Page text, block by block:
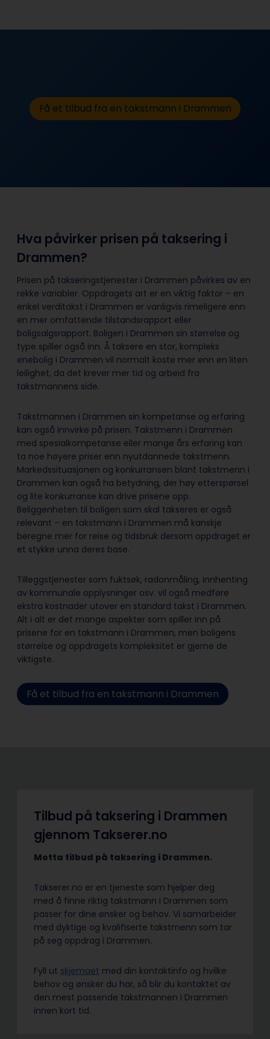
Få et tilbud fra en takstmann i Drammen
Hva påvirker prisen på taksering i
Drammen?
Prisen på takseringstjenester i Drammen påvirkes av en
rekke variabler. Oppdragets art er en viktig faktor – en
enkel verditakst i Drammen er vanligvis rimeligere enn
en mer omfattende tilstandsrapport eller
boligsalgsrapport. Boligen i Drammen sin størrelse og
type spiller også inn. Å taksere en stor, kompleks
enebolig i Drammen vil normalt koste mer enn en liten
leilighet, da det krever mer tid og arbeid fra
takstmannens side.
Takstmannen i Drammen sin kompetanse og erfaring
kan også innvirke på prisen. Takstmenn i Drammen
med spesialkompetanse eller mange års erfaring kan
ta noe høyere priser enn nyutdannede takstmenn.
Markedssituasjonen og konkurransen blant takstmenn i
Drammen kan også ha betydning, der høy etterspørsel
og lite konkurranse kan drive prisene opp.
Beliggenheten til boligen som skal takseres er også
relevant – en takstmann i Drammen må kanskje
beregne mer for reise og tidsbruk dersom oppdraget er
et stykke unna deres base.
Tilleggstjenester som fuktsøk, radonmåling, innhenting
av kommunale opplysninger osv. vil også medføre
ekstra kostnader utover en standard takst i Drammen.
Alt i alt er det mange aspekter som spiller inn på
prisene for en takstmann i Drammen, men boligens
størrelse og oppdragets kompleksitet er gjerne de
viktigste.
Få et tilbud fra en takstmann i Drammen
Tilbud på taksering i Drammen
gjennom Takserer.no
Motta tilbud på taksering i Drammen.
Takserer.no er en tjeneste som hjelper deg
med å finne riktig takstmann i Drammen som
passer for dine ønsker og behov. Vi samarbeider
med dyktige og kvalifiserte takstmenn som tar
på seg oppdrag i Drammen.
Fyll ut skjemaet med din kontaktinfo og hvilke
behov og ønsker du har, så blir du kontaktet av
den mest passende takstmannen i Drammen
innen kort tid.